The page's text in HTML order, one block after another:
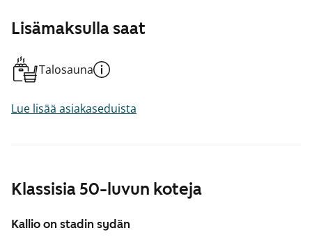
Klassisia 50-luvun koteja
Kallio on stadin sydän
Lisämaksulla saat
Talosauna
Lue lisää asiakaseduista